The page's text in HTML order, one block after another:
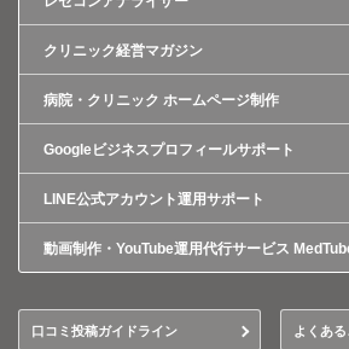
クリニック経営マガジン
病院・クリニック ホームページ制作
Googleビジネスプロフィールサポート
LINE公式アカウント運用サポート
動画制作・YouTube運用代行サービス
口コミ投稿ガイドライン よくある